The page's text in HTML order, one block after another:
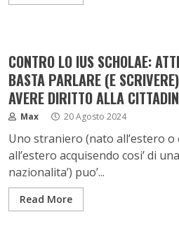
CONTRO LO IUS SCHOLAE:
BASTA PARLARE (E
AVERE DIRITTO ALLA
Max 20 Agosto 2024
Uno straniero (nato all’estero o
all’estero acquisendo cosi’ di
nazionalita’) puo’...
Read More